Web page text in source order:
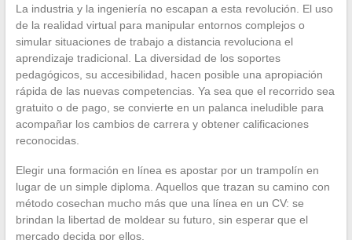
La industria y la ingeniería no escapan a esta revolución. El uso
de la realidad virtual para manipular entornos complejos o
simular situaciones de trabajo a distancia revoluciona el
aprendizaje tradicional. La diversidad de los soportes
pedagógicos, su accesibilidad, hacen posible una apropiación
rápida de las nuevas competencias. Ya sea que el recorrido sea
gratuito o de pago, se convierte en un palanca ineludible para
acompañar los cambios de carrera y obtener calificaciones
reconocidas.
Elegir una formación en línea es apostar por un trampolín en
lugar de un simple diploma. Aquellos que trazan su camino con
método cosechan mucho más que una línea en un CV: se
brindan la libertad de moldear su futuro, sin esperar que el
mercado decida por ellos.